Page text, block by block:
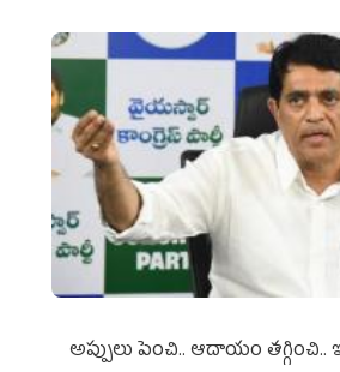
అప్పులు పెంచి.. ఆదాయం తగ్గించి..